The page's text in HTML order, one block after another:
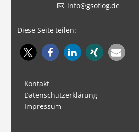
info@gsoflog.de
Diese Seite teilen:
Kontakt
Datenschutzerklärung
Impressum